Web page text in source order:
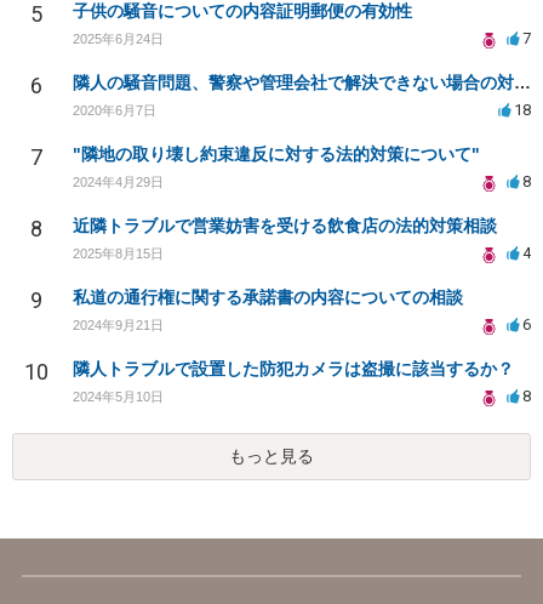
5 子供の騒音についての内容証明郵便の有効性
2025年6月24日 7
6 隣人の騒音問題、警察や管理会社で解決できない場合の対策は？
2020年6月7日 18
7 "隣地の取り壊し約束違反に対する法的対策について"
2024年4月29日 8
8 近隣トラブルで営業妨害を受ける飲食店の法的対策相談
2025年8月15日 4
9 私道の通行権に関する承諾書の内容についての相談
2024年9月21日 6
10 隣人トラブルで設置した防犯カメラは盗撮に該当するか？
2024年5月10日 8
もっと見る